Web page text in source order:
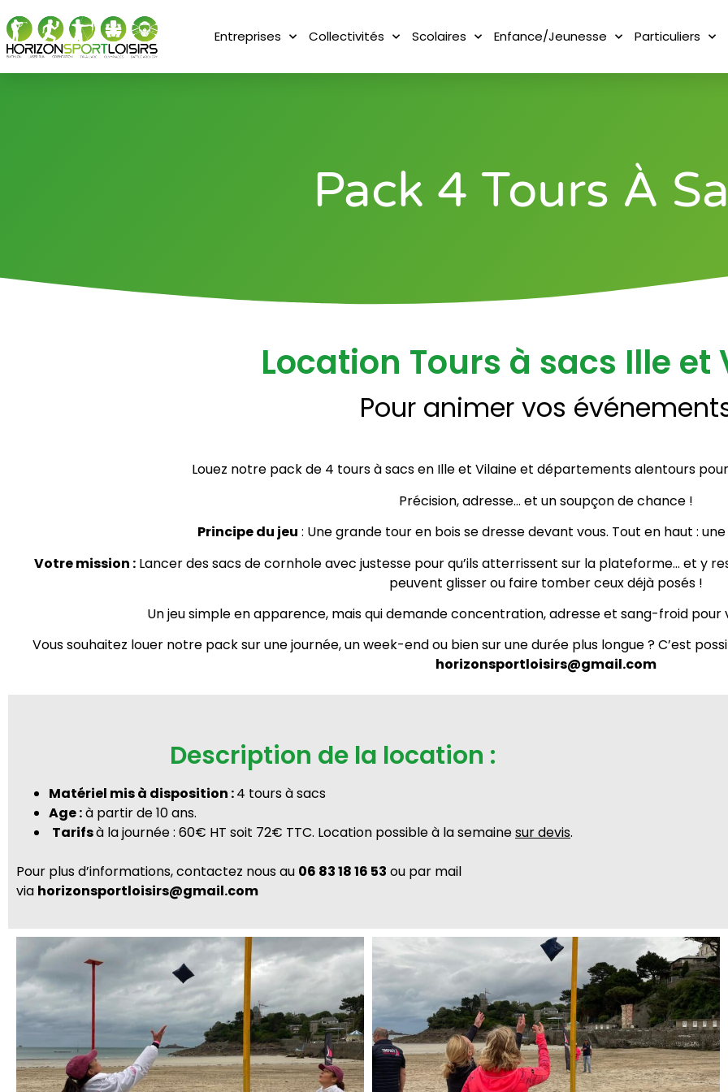
Entreprises Collectivités Scolaires Enfance/Jeunesse Particuliers
Pack 4 Tours À
Location Tours à sacs Ille et
Pour animer vos
Louez notre pack de 4 tours à sacs en Ille et Vilaine et départements alentours
Précision, adresse… et un soupçon de chance !
Principe du jeu : Une grande tour en bois se dresse devant vous. Tout en haut : une
Votre mission :Lancer dessacs de cornholeavec justesse pour qu’ilsatterrissent sur la plateforme… et y
peuvent glisser ou faire tomber ceux déjà posés !
Un jeu simple en apparence, mais qui demande concentration, adresse et sang-froid pour
Vous souhaitez louer notre pack sur une journée, un week-end ou bien sur une durée plus longue ? C’est
horizonsportloisirs@gmail.com
Description de la location :
Matériel mis à disposition :4 tours à sacs
Age :à partir de 10 ans.
Tarifsà la journée : 60€ HT soit 72€ TTC. Location possible à la semainesur devis.
Pour plus d’informations, contactez nous au 06 83 18 16 53 ou par mail
via horizonsportloisirs@gmail.com